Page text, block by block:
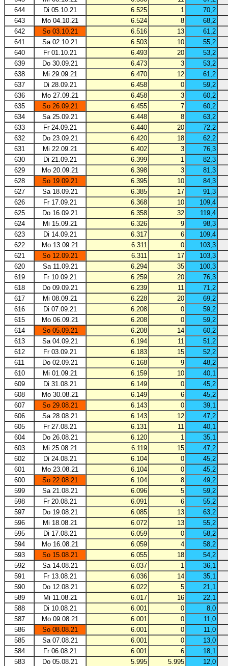
644
Di 05.10.21 6.525 1
70,2
643
Mo 04.10.21 6.524 8
68,2
642
So 03.10.21 6.516 13
61,2
641
Sa 02.10.21 6.503 10
55,2
640
Fr 01.10.21 6.493 20
53,2
639
Do 30.09.21 6.473 3
53,2
638
Mi 29.09.21 6.470 12
61,2
637
Di 28.09.21 6.458 0
59,2
636
Mo 27.09.21 6.458 3
60,2
635
So 26.09.21 6.455 7
60,2
634
Sa 25.09.21 6.448 8
63,2
633
Fr 24.09.21 6.440 20
72,2
632
Do 23.09.21 6.420 18
62,2
631
Mi 22.09.21 6.402 3
76,3
630
Di 21.09.21 6.399 1
82,3
629
Mo 20.09.21 6.398 3
81,3
628
So 19.09.21 6.395 10
84,3
627
Sa 18.09.21 6.385 17
91,3
626
Fr 17.09.21 6.368 10
109,4
625
Do 16.09.21 6.358 32
119,4
624
Mi 15.09.21 6.326 9
98,3
623
Di 14.09.21 6.317 6
109,4
622
Mo 13.09.21 6.311 0
103,3
621
So 12.09.21 6.311 17
103,3
620
Sa 11.09.21 6.294 35
100,3
619
Fr 10.09.21 6.259 20
76,3
618
Do 09.09.21 6.239 11
71,2
617
Mi 08.09.21 6.228 20
69,2
616
Di 07.09.21 6.208 0
59,2
615
Mo 06.09.21 6.208 0
59,2
614
So 05.09.21 6.208 14
60,2
613
Sa 04.09.21 6.194 11
51,2
612
Fr 03.09.21 6.183 15
52,2
611
Do 02.09.21 6.168 9
48,2
610
Mi 01.09.21 6.159 10
40,1
609
Di 31.08.21 6.149 0
45,2
608
Mo 30.08.21 6.149 6
45,2
607
So 29.08.21 6.143 0
39,1
606
Sa 28.08.21 6.143 12
47,2
605
Fr 27.08.21 6.131 11
40,1
604
Do 26.08.21 6.120 1
35,1
603
Mi 25.08.21 6.119 15
47,2
602
Di 24.08.21 6.104 0
45,2
601
Mo 23.08.21 6.104 0
45,2
600
So 22.08.21 6.104 8
49,2
599
Sa 21.08.21 6.096 5
59,2
598
Fr 20.08.21 6.091 6
55,2
597
Do 19.08.21 6.085 13
63,2
596
Mi 18.08.21 6.072 13
55,2
595
Di 17.08.21 6.059 0
58,2
594
Mo 16.08.21 6.059 4
58,2
593
So 15.08.21 6.055 18
54,2
592
Sa 14.08.21 6.037 1
36,1
591
Fr 13.08.21 6.036 14
35,1
590
Do 12.08.21 6.022 5
21,1
589
Mi 11.08.21 6.017 16
22,1
588
Di 10.08.21 6.001 0
8,0
587
Mo 09.08.21 6.001 0
11,0
586
So 08.08.21 6.001 0
11,0
585
Sa 07.08.21 6.001 0
13,0
584
Fr 06.08.21 6.001 6
18,1
583
Do 05.08.21 5.995 5.995
12,0